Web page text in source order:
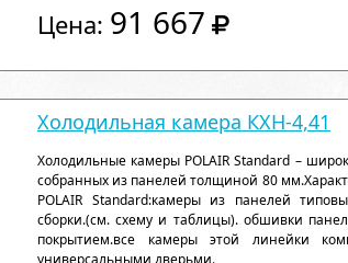
Цена: 91 667
Холодильная камера КХН-4,41
Холодильные камеры POLAIR Standard –
собранных из панелей толщиной 80
POLAIR Standard:камеры из панелей
сборки.(см. схему и таблицы). обшивки
покрытием.все камеры этой линейки
универсальными дверьми.